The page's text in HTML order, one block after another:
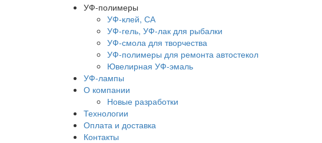
УФ-полимеры
УФ-клей, СА
УФ-гель, УФ-лак для рыбалки
УФ-смола для творчества
УФ-полимеры для ремонта автостекол
Ювелирная УФ-эмаль
УФ-лампы
О компании
Новые разработки
Технологии
Оплата и доставка
Контакты